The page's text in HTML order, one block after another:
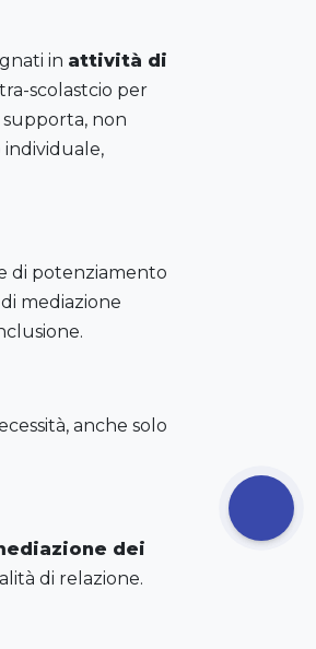
in attività di
scolastcio per
non
di potenziamento
mediazione
anche solo
dei
di relazione.